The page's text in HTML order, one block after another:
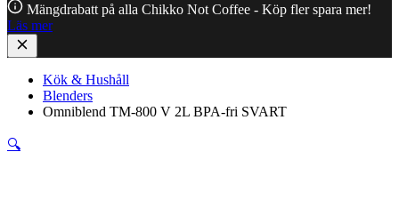
Mängdrabatt på alla Chikko Not Coffee - Köp fler spara mer!
Läs mer
Kök & Hushåll
Blenders
Omniblend TM-800 V 2L BPA-fri SVART
🔍